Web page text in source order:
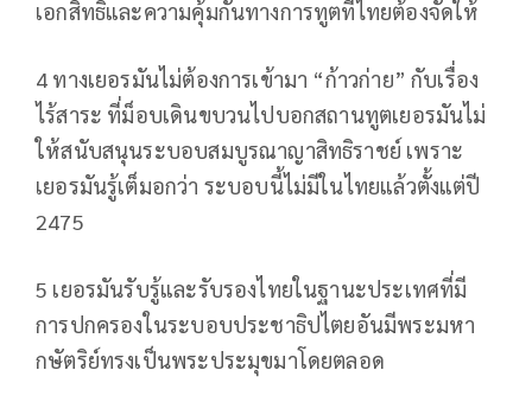
เอกสิทธิ์และความคุ้มกันทางการทูตที่ไทยต้องจัดให้
4 ทางเยอรมันไม่ต้องการเข้ามา “ก้าวก่าย” กับเรื่อง
ไร้สาระ ที่ม็อบเดินขบวนไปบอกสถานทูตเยอรมันไม่
ให้สนับสนุนระบอบสมบูรณาญาสิทธิราชย์ เพราะ
เยอรมันรู้เต็มอกว่า ระบอบนี้ไม่มีในไทยแล้วตั้งแต่ปี
2475
5 เยอรมันรับรู้และรับรองไทยในฐานะประเทศที่มี
การปกครองในระบอบประชาธิปไตยอันมีพระมหา
กษัตริย์ทรงเป็นพระประมุขมาโดยตลอด